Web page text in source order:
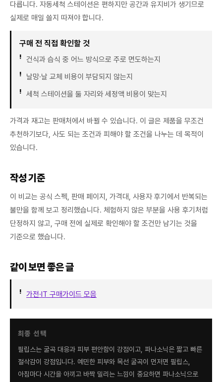
다릅니다. 자동세척 스테이션은 편하지만 공간과 유지비가 생기므로
실제로 매일 쓸지 따져야 합니다.
구매 전 직접 확인할 것
건식과 습식 중 어느 방식으로 주로 면도하는지
날망·날 교체 비용이 부담되지 않는지
세척 스테이션을 둘 자리와 세정액 비용이 맞는지
가격과 재고는 판매처에서 바뀔 수 있습니다. 이 글은 제품을 무조건
추천하기보다, 사도 되는 조건과 피해야 할 조건을 나누는 데 목적이
있습니다.
작성 기준
이 비교는 공식 스펙, 판매 페이지, 가격대, 사용자 후기에서 반복되는
불만을 함께 보고 정리했습니다. 체험하지 않은 부분을 사용 후기처럼
단정하지 않고, 구매 전에 실제로 확인해야 할 조건만 남기는 것을
기준으로 했습니다.
같이 보면 좋은 글
가전·IT 구매가이드 모음
최종 선택
필립스는 굴곡 대응과 피부 편안함이 강점이고, 파나소닉은 짧고 빠른
절삭감이 강점입니다. 예민한 피부와 목선 굴곡이 먼저면 필립스,
아침마다 시간을 아끼고 바짝 밀리는 느낌이 중요하면 파나소닉으로